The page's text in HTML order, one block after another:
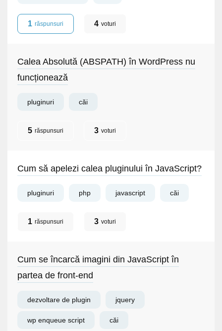
1 răspunsuri 4 voturi
Calea Absolută (ABSPATH) în WordPress nu
funcționează
pluginuri căi
5 răspunsuri 3 voturi
Cum să apelezi calea pluginului în JavaScript?
pluginuri php javascript căi
1 răspunsuri 3 voturi
Cum se încarcă imagini din JavaScript în
partea de front-end
dezvoltare de plugin jquery
wp enqueue script căi